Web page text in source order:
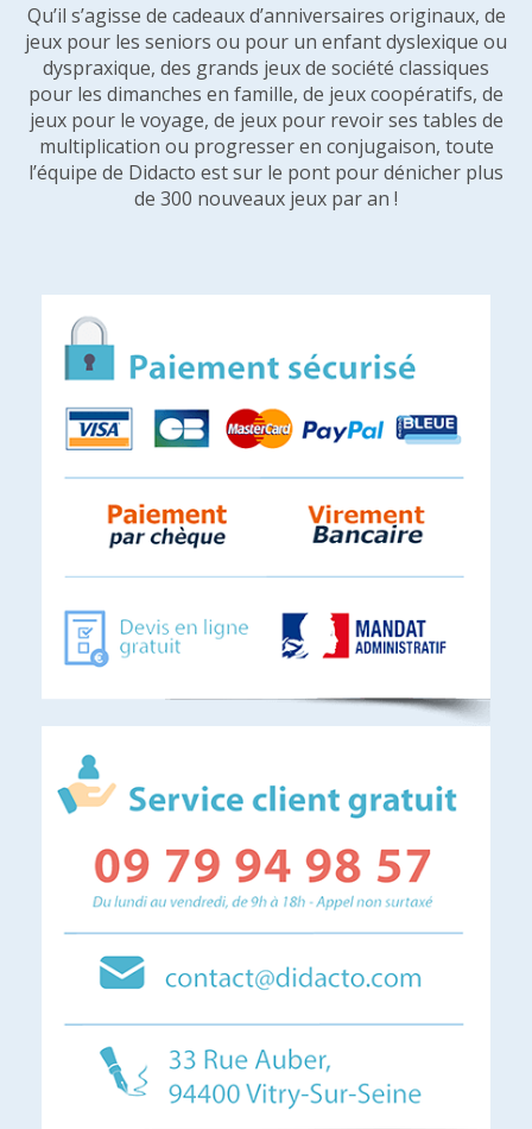
Qu’il s’agisse de cadeaux d’anniversaires originaux, de
jeux pour les seniors ou pour un enfant dyslexique ou
dyspraxique, des grands jeux de société classiques
pour les dimanches en famille, de jeux coopératifs, de
jeux pour le voyage, de jeux pour revoir ses tables de
multiplication ou progresser en conjugaison, toute
l’équipe de Didacto est sur le pont pour dénicher plus
de 300 nouveaux jeux par an !